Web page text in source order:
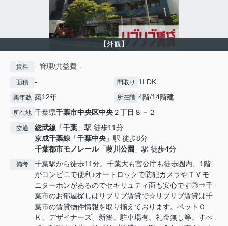
【外観】
賃料 - 管理/共益費 -
面積 - 間取り 1LDK
築年数 築12年 所在階 4階/14階建
所在地 千葉県千葉市中央区中央２丁目８－２
交通 総武線 「千葉 」駅 徒歩11分
京成千葉線 「千葉中央 」駅 徒歩8分
千葉都市モノレール「葭川公園 」駅 徒歩4分
備考
千葉駅から徒歩11分。千葉大も官公庁も徒歩圏内、1階
がコンビニで便利♪オートロックで防犯カメラやＴＶモ
ニターホンがあるのでセキリュティ面も安心です◎⇒千
葉市のお部屋探しはリブリブ賃貸で☆リブリブ賃貸は千
葉市の賃貸物件情報を取り揃えております。ペットＯ
Ｋ、デザイナーズ、新築、駐車場有、礼金無し等、すべ